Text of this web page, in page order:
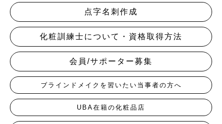
点字名刺作成
化粧訓練士について・資格取得方法
会員/サポーター募集
ブラインドメイクを習いたい当事者の方へ
UBA在籍の化粧品店